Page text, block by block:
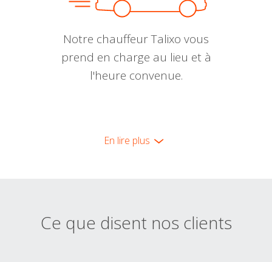
Notre chauffeur Talixo vous
prend en charge au lieu et à
l'heure convenue.
En lire plus
Ce que disent nos clients